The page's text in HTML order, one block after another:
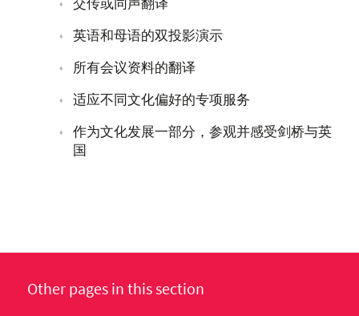
英语和母语的双投影演示
所有会议资料的翻译
适应不同文化偏好的专项服务
作为文化发展一部分，参观并感受剑桥与英
国
Other pages in this section